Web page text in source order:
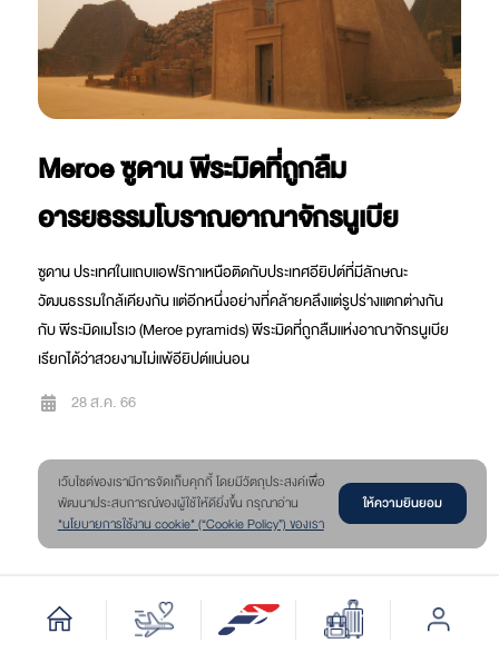
Meroe ซูดาน พีระมิดที่ถูกลืม
อารยธรรมโบราณอาณาจักรนูเบีย
ซูดาน ประเทศในแถบแอฟริกาเหนือติดกับประเทศอียิปต์ที่มีลักษณะ
วัฒนธรรมใกล้เคียงกัน แต่อีกหนึ่งอย่างที่คล้ายคลึงแต่รูปร่างแตกต่างกัน
กับ พีระมิดเมโรเว (Meroe pyramids) พีระมิดที่ถูกลืมแห่งอาณาจักรนูเบีย
เรียกได้ว่าสวยงามไม่แพ้อียิปต์แน่นอน
28 ส.ค. 66
เว๊บไซต์ของเรามีการจัดเก็บคุกกี้ โดยมีวัตถุประสงค์เพื่อ
พัฒนาประสบการณ์ของผู้ใช้ให้ดียิ่งขึ้น กรุณาอ่าน
"นโยบายการใช้งาน cookie" (“Cookie Policy”) ของเรา
ให้ความยินยอม